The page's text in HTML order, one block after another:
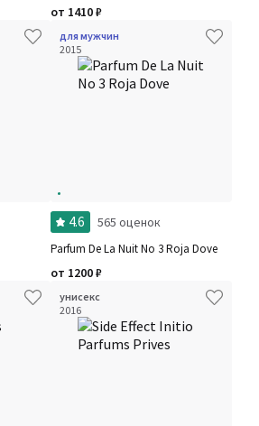
от 1410₽
для мужчин
2015
4.6 565 оценок
Parfum De La Nuit No 3 Roja Dove
от 1200₽
унисекс
2016